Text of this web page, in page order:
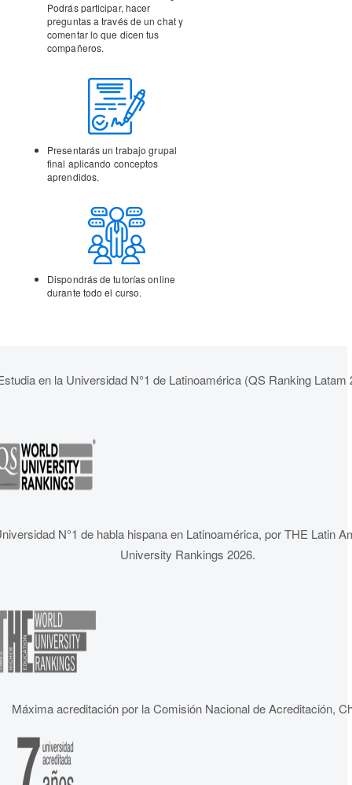
Podrás participar, hacer
preguntas a través de un chat y
comentar lo que dicen tus
compañeros.
Presentarás un trabajo grupal
final aplicando conceptos
aprendidos.
Dispondrás de tutoríasonline
durante todo el curso.
en la Universidad N°1 de Latinoamérica (QS Ranking Latam
N°1 de habla hispana en Latinoamérica, por THE Latin
University Rankings 2026.
Máxima acreditación por la Comisión Nacional de Acreditación,